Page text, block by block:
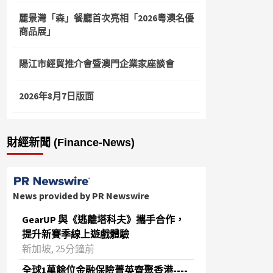
麗景灣「森」餐廳首次亮相「2026粵澳名優
商品展」
陽江市經貿推介會暨澳門企業家座談會
2026年8月7日版面
財經新聞 (Finance-News)
News provided by PR Newswire
GearUP 與《逃離塔科夫》攜手合作，
提升新賽季線上遊戲體驗
新加坡, 25分鐘前
全球1萬餘位金融保險菁英齊聚香港----